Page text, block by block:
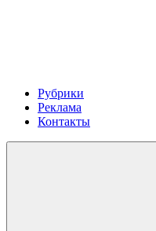
Рубрики
Реклама
Контакты